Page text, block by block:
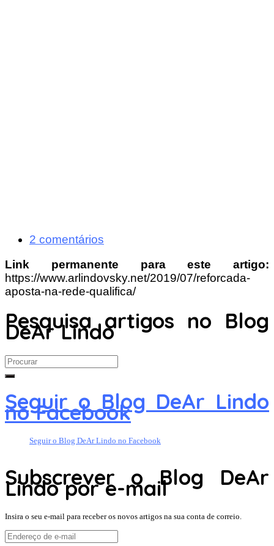
2 comentários
Link permanente para este artigo:
https://www.arlindovsky.net/2019/07/reforcada-
aposta-na-rede-qualifica/
Pesquisa artigos no Blog
DeAr Lindo
Search
for:
Seguir o Blog DeAr Lindo
no Facebook
Seguir o Blog DeAr Lindo no Facebook
Subscrever o Blog DeAr
Lindo por e-mail
Insira o seu e-mail para receber os novos artigos na sua conta de correio.
Endereço